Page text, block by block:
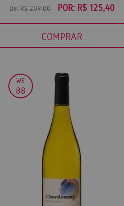
De:R$ 209,00 POR: R$ 125,40
COMPRAR
WE
88